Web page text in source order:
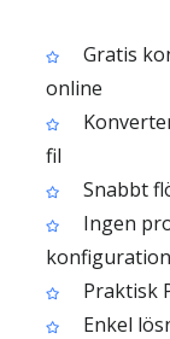
Gratis
online
fil
Snabbt
Ingen
Praktisk
Enkel